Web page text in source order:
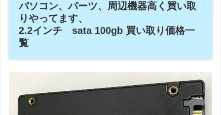
パソコン、パーツ、周辺機器高く買い取
りやってます、
2.2インチ sata 100gb 買い取り価格一
覧